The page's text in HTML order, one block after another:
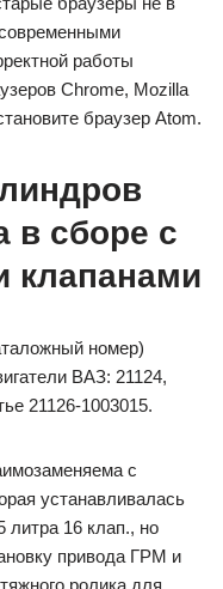
работы
Chrome, Mozilla
браузер Atom.
в сборе с
клапанами
номер)
ВАЗ: 21124,
21126-1003015.
с
устанавливалась
литра 16 клап., но
привода ГРМ и
ролика для